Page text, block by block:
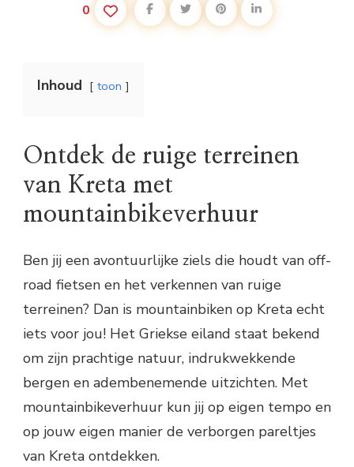
0
Inhoud toon
Ontdek de ruige terreinen
van Kreta met
mountainbikeverhuur
Ben jij een avontuurlijke ziels die houdt van off-
road fietsen en het verkennen van ruige
terreinen? Dan is mountainbiken op Kreta echt
iets voor jou! Het Griekse eiland staat bekend
om zijn prachtige natuur, indrukwekkende
bergen en adembenemende uitzichten. Met
mountainbikeverhuur kun jij op eigen tempo en
op jouw eigen manier de verborgen pareltjes
van Kreta ontdekken.